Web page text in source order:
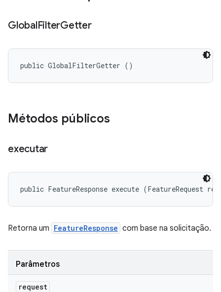
GlobalFilterGetter
public GlobalFilterGetter ()
Métodos públicos
executar
public FeatureResponse execute (FeatureRequest
Retorna um FeatureResponse com base na solicitação.
Parâmetros
request